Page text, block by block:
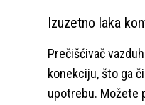
Izuzetno laka
Prečišćivač
konekciju, što ga
upotrebu. Možete